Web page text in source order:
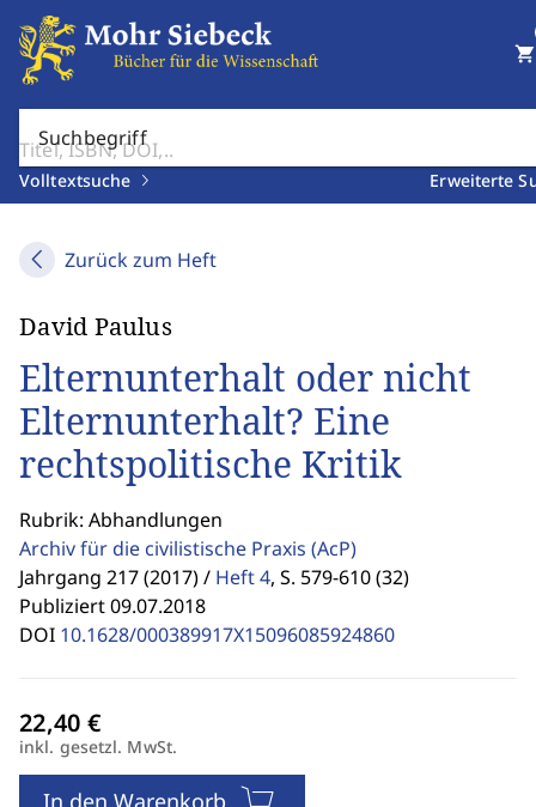
Suchbegriff
Volltextsuche Erweiterte
shopping_cart
Zurück zum Heft
David Paulus
Elternunterhalt oder nicht
Elternunterhalt? Eine
rechtspolitische Kritik
Rubrik: Abhandlungen
Archiv für die civilistische Praxis (AcP)
Jahrgang 217 (2017) / Heft 4, S. 579-610 (32)
Publiziert 09.07.2018
DOI 10.1628/000389917X15096085924860
inkl. gesetzl. MwSt.
In den Warenkorb